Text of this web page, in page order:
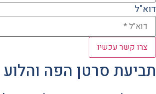
דוא"ל
צרו קשר עכשיו
תביעת סרטן הפה והלוע